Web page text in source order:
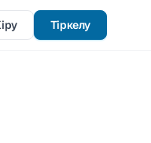
Тіркелу